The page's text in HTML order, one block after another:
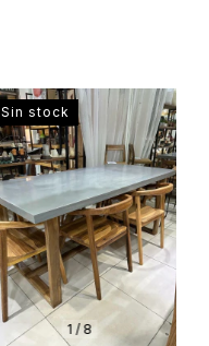
1 / 8
Sin stock